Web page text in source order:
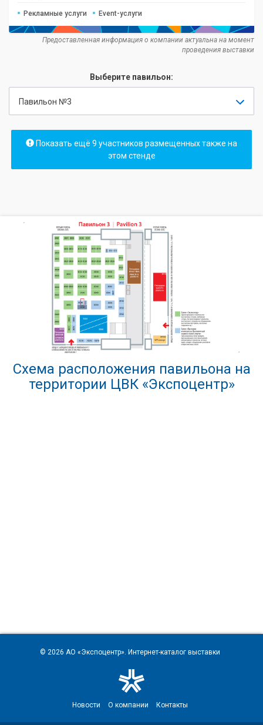
Рекламные услуги Event-услуги
Предоставленная информация о компании актуальна на момент
проведения выставки
Выберите павильон:
Павильон №3
Показать ещё 9 участников размещенных также на
этом стенде
Схема расположения павильона на
территории ЦВК «Экспоцентр»
© 2026 АО «Экспоцентр». Интернет-каталог выставки
Новости О компании Контакты